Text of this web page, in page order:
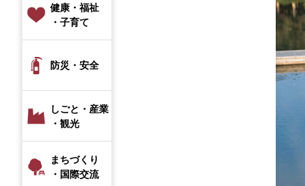
健康・福祉
・子育て
防災・安全
しごと・産業
・観光
まちづくり
・国際交流